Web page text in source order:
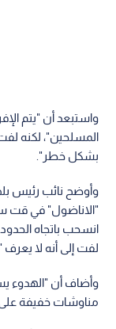
واستبعد أن "يتم
المسلحين"، لكنه
بشكل خطر".
وأوضح نائب رئيس
"الاناضول" في قت
انسحب باتجاه
لفت إلى أنه لا يعرف
وأضاف أن "الهدوء
مناوشات خفيفة على